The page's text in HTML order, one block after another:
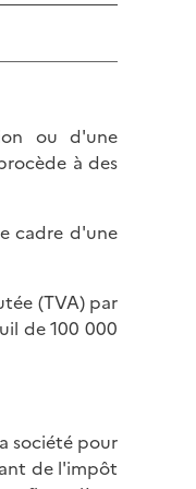
ou d'une
à des
cadre d'une
(TVA) par
de 100 000
société pour
de l'impôt